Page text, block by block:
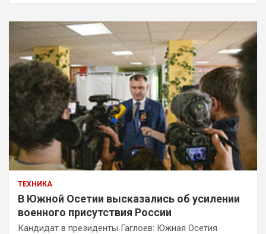
ТЕХНИКА
В Южной Осетии высказались об усилении
военного присутствия России
Кандидат в президенты Гаглоев: Южная Осетия